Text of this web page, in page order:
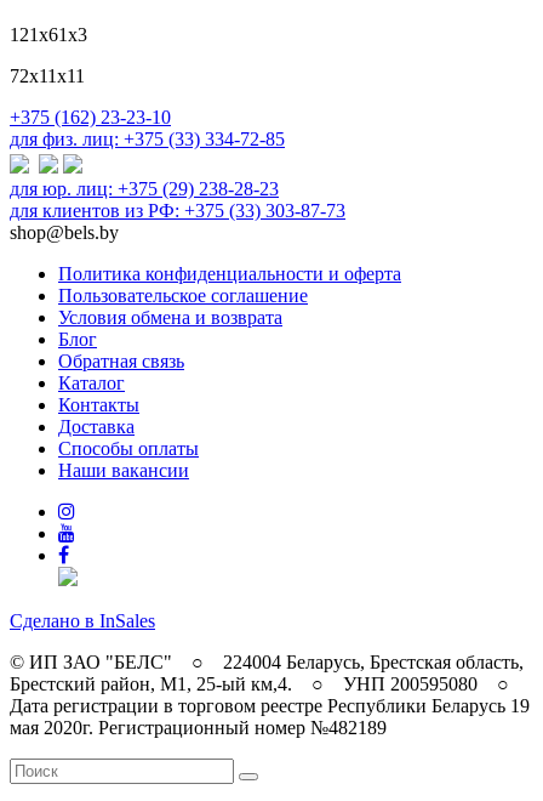
121х61х3
72х11х11
+375 (162) 23-23-10
для физ. лиц: +375 (33) 334-72-85
для юр. лиц: +375 (29) 238-28-23
для клиентов из РФ: +375 (33) 303-87-73
shop@bels.by
Политика конфиденциальности и оферта
Пользовательское соглашение
Условия обмена и возврата
Блог
Обратная связь
Каталог
Контакты
Доставка
Способы оплаты
Наши вакансии
Сделано в InSales
© ИП ЗАО "БЕЛС" ○ 224004 Беларусь, Брестская область,
Брестский район, M1, 25-ый км,4. ○ УНП 200595080 ○
Дата регистрации в торговом реестре Республики Беларусь 19
мая 2020г. Регистрационный номер №482189